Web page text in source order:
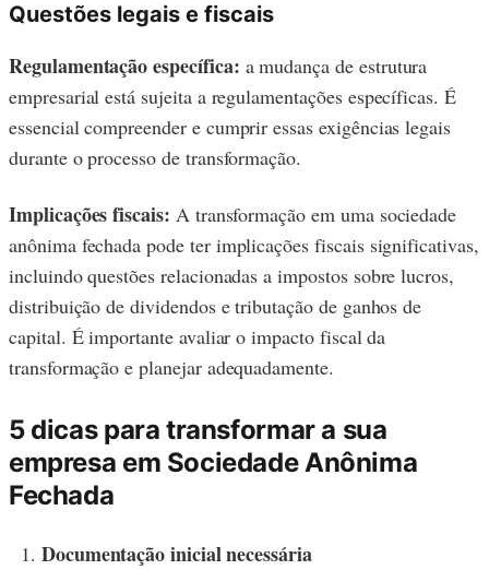
Questões legais e fiscais
Regulamentação específica: a mudança de estrutura
empresarial está sujeita a regulamentações específicas. É
essencial compreender e cumprir essas exigências legais
durante o processo de transformação.
Implicações fiscais: A transformação em uma sociedade
anônima fechada pode ter implicações fiscais significativas,
incluindo questões relacionadas a impostos sobre lucros,
distribuição de dividendos e tributação de ganhos de
capital. É importante avaliar o impacto fiscal da
transformação e planejar adequadamente.
5 dicas para transformar a sua
empresa em Sociedade Anônima
Fechada
Documentação inicial necessária